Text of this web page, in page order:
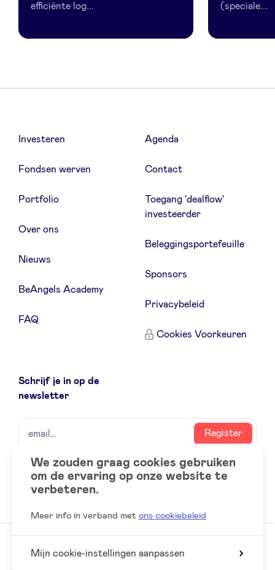
efficiënte log...
(speciale...
Investeren
Fondsen werven
Portfolio
Over ons
Nieuws
BeAngels Academy
FAQ
Agenda
Contact
Toegang 'dealflow'
investeerder
Beleggingsportefeuille
Sponsors
Privacybeleid
Cookies Voorkeuren
Schrijf je in op de
newsletter
naam
email
Register
Social
accounts
LinkedIn
© 2026 BeAngels, alle rechten voorbehouden
We zouden graag cookies gebruiken
om de ervaring op onze website te
verbeteren.
Meer info in verband met ons cookiebeleid
Mijn cookie-instellingen aanpassen